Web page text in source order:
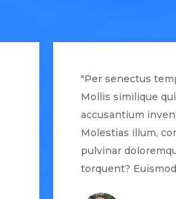
"Per senectus
Mollis similique
accusantium
Molestias illum,
pulvinar
torquent?